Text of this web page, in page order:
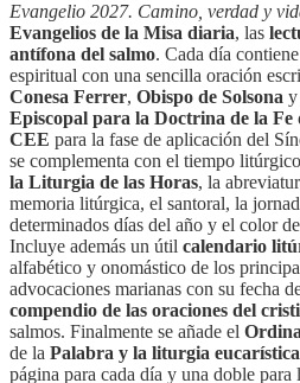
Evangelio 2027. Camino, verdad y
Evangelios de la Misa diaria, las
antífona del salmo. Cada día
espiritual con una sencilla oración
Conesa Ferrer, Obispo de Solsona y
Episcopal para la Doctrina de la Fe
CEE para la fase de aplicación del
se complementa con el tiempo
la Liturgia de las Horas, la
memoria litúrgica, el santoral, la
determinados días del año y el color
Incluye además un útil calendario
alfabético y onomástico de los
advocaciones marianas con su fecha
compendio de las oraciones del
salmos. Finalmente se añade el
de la Palabra y la liturgia eucarística
página para cada día y una doble para